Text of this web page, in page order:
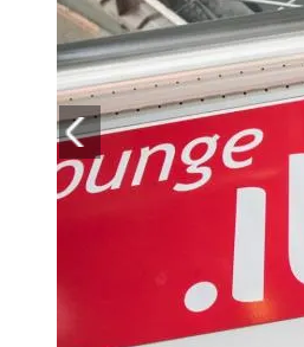
NEWS
FOTO
CONCORSI